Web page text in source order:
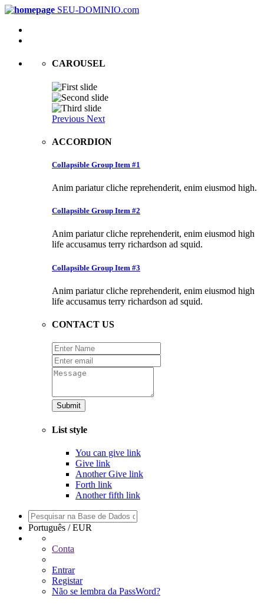
SEU-DOMINIO.com
CAROUSEL
Previous Next
ACCORDION
Collapsible Group Item #1
Anim pariatur cliche reprehenderit, enim eiusmod high.
Collapsible Group Item #2
Anim pariatur cliche reprehenderit, enim eiusmod high
life accusamus terry richardson ad squid.
Collapsible Group Item #3
Anim pariatur cliche reprehenderit, enim eiusmod high
life accusamus terry richardson ad squid.
CONTACT US
Submit
List style
You can give link
Give link
Another Give link
Forth link
Another fifth link
Português / EUR
Conta
Entrar
Registar
Não se lembra da PassWord?